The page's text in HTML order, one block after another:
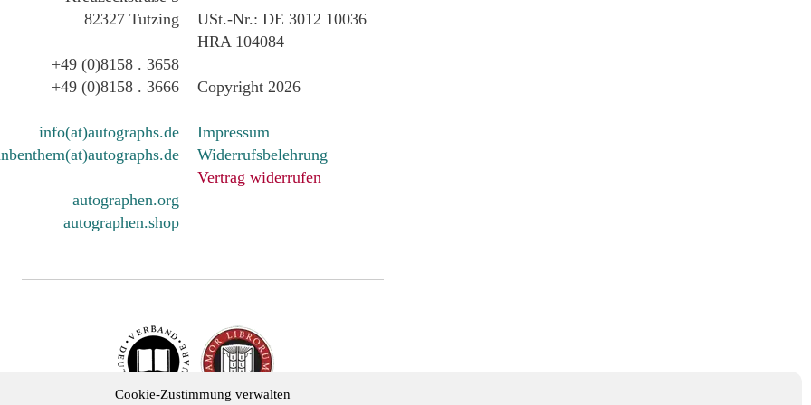
Cookie-Zustimmung verwalten
82327 Tutzing
+49 (0)8158 . 3658
+49 (0)8158 . 3666
info(at)autographs.de
autographen.org
autographen.shop
USt.-Nr.: DE 3012 10036
HRA 104084
Copyright 2026
Impressum
Widerrufsbelehrung
Vertrag widerrufen